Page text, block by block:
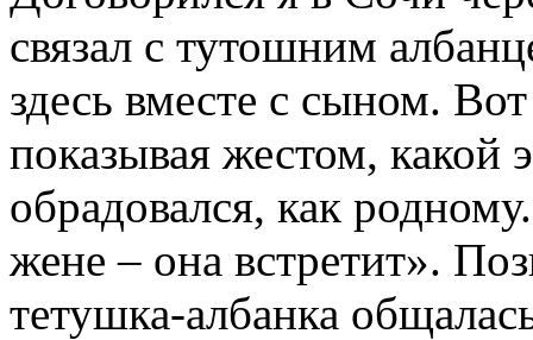
связал с тутошним
здесь вместе с сыном.
показывая жестом, какой
обрадовался, как
жене – она встретит».
тетушка-албанка